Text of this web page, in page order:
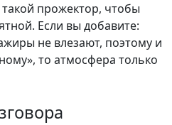
прожектор, чтобы
Если вы добавите:
не влезают, поэтому и
то атмосфера только